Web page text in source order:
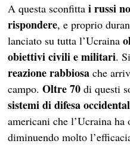
A questa sconfittai russi
rispondere, e proprio
lanciato su tutta l’Ucraina
obiettivi civili e militari.
reazione rabbiosa che
campo.Oltre 70 di questi
sistemi di difesa
americani che l’Ucraina ha
diminuendo molto